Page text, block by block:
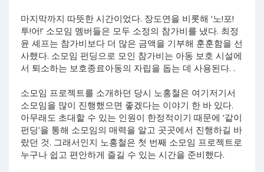
마지막까지 따뜻한 시간이었다. 장도연을 비롯해 ‘노!포!
투!어!’ 소모임 멤버들은 모두 소정의 참가비를 냈다. 최정
윤 셰프는 참가비보다 더 많은 금액을 기부해 훈훈함을 선
사했다. 소모임 펀딩으로 모인 참가비는 아동 보호 시설에
서 퇴소하는 보호종료아동의 자립을 돕는 데 사용된다. .
소모임 프로젝트를 소개하던 당시 노홍철은 여기저기서
소모임을 많이 진행했으면 좋겠다는 이야기 한 바 있다.
아무래도 초대할 수 있는 인원이 한정적이기 때문에 ‘같이
펀딩’을 통해 소모임의 매력을 알고 곳곳에서 진행하길 바
랐던 것. 그래서인지 노홍철은 첫 번째 소모임 프로젝트로
누구나 쉽고 편안하게 즐길 수 있는 시간을 준비했다.